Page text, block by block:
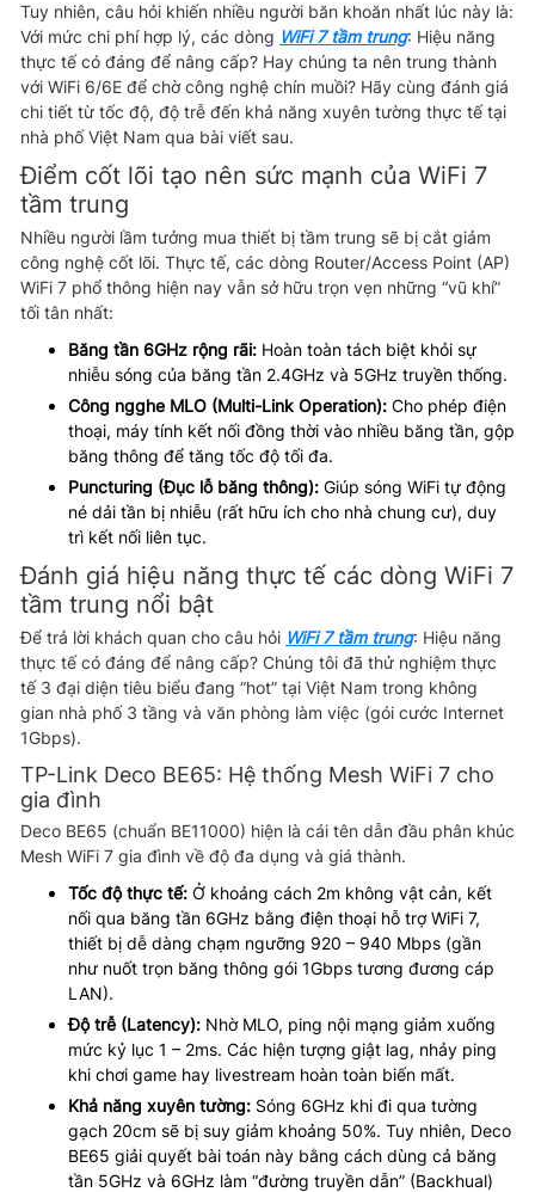
Tuy nhiên, câu hỏi khiến nhiều người băn khoăn nhất lúc này là:
Với mức chi phí hợp lý, các dòng WiFi 7 tầm trung: Hiệu năng
thực tế có đáng để nâng cấp? Hay chúng ta nên trung thành
với WiFi 6/6E để chờ công nghệ chín muồi? Hãy cùng đánh giá
chi tiết từ tốc độ, độ trễ đến khả năng xuyên tường thực tế tại
nhà phố Việt Nam qua bài viết sau.
Điểm cốt lõi tạo nên sức mạnh của WiFi 7
tầm trung
Nhiều người lầm tưởng mua thiết bị tầm trung sẽ bị cắt giảm
công nghệ cốt lõi. Thực tế, các dòng Router/Access Point (AP)
WiFi 7 phổ thông hiện nay vẫn sở hữu trọn vẹn những “vũ khí”
tối tân nhất:
Băng tần 6GHz rộng rãi: Hoàn toàn tách biệt khỏi sự
nhiễu sóng của băng tần 2.4GHz và 5GHz truyền thống.
Công ngghe MLO (Multi-Link Operation): Cho phép điện
thoại, máy tính kết nối đồng thời vào nhiều băng tần, gộp
băng thông để tăng tốc độ tối đa.
Puncturing (Đục lỗ băng thông): Giúp sóng WiFi tự động
né dải tần bị nhiễu (rất hữu ích cho nhà chung cư), duy
trì kết nối liên tục.
Đánh giá hiệu năng thực tế các dòng WiFi 7
tầm trung nổi bật
Để trả lời khách quan cho câu hỏi WiFi 7 tầm trung: Hiệu năng
thực tế có đáng để nâng cấp? Chúng tôi đã thử nghiệm thực
tế 3 đại diện tiêu biểu đang “hot” tại Việt Nam trong không
gian nhà phố 3 tầng và văn phòng làm việc (gói cước Internet
1Gbps).
TP-Link Deco BE65: Hệ thống Mesh WiFi 7 cho
gia đình
Deco BE65 (chuẩn BE11000) hiện là cái tên dẫn đầu phân khúc
Mesh WiFi 7 gia đình về độ đa dụng và giá thành.
Tốc độ thực tế: Ở khoảng cách 2m không vật cản, kết
nối qua băng tần 6GHz bằng điện thoại hỗ trợ WiFi 7,
thiết bị dễ dàng chạm ngưỡng 920 – 940 Mbps (gần
như nuốt trọn băng thông gói 1Gbps tương đương cáp
LAN).
Độ trễ (Latency): Nhờ MLO, ping nội mạng giảm xuống
mức kỷ lục 1 – 2ms. Các hiện tượng giật lag, nhảy ping
khi chơi game hay livestream hoàn toàn biến mất.
Khả năng xuyên tường: Sóng 6GHz khi đi qua tường
gạch 20cm sẽ bị suy giảm khoảng 50%. Tuy nhiên, Deco
BE65 giải quyết bài toán này bằng cách dùng cả băng
tần 5GHz và 6GHz làm “đường truyền dẫn” (Backhual)